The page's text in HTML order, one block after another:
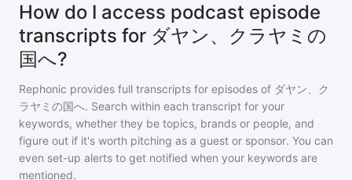
How do I access podcast episode
transcripts for ダヤン、クラヤミの
国へ?
Rephonic provides full transcripts for episodes of ダヤン、ク
ラヤミの国へ. Search within each transcript for your
keywords, whether they be topics, brands or people, and
figure out if it's worth pitching as a guest or sponsor. You can
even set-up alerts to get notified when your keywords are
mentioned.